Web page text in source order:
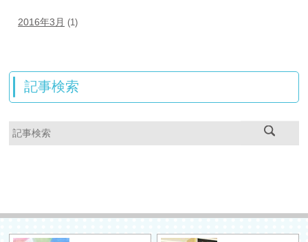
2016年3月 (1)
記事検索